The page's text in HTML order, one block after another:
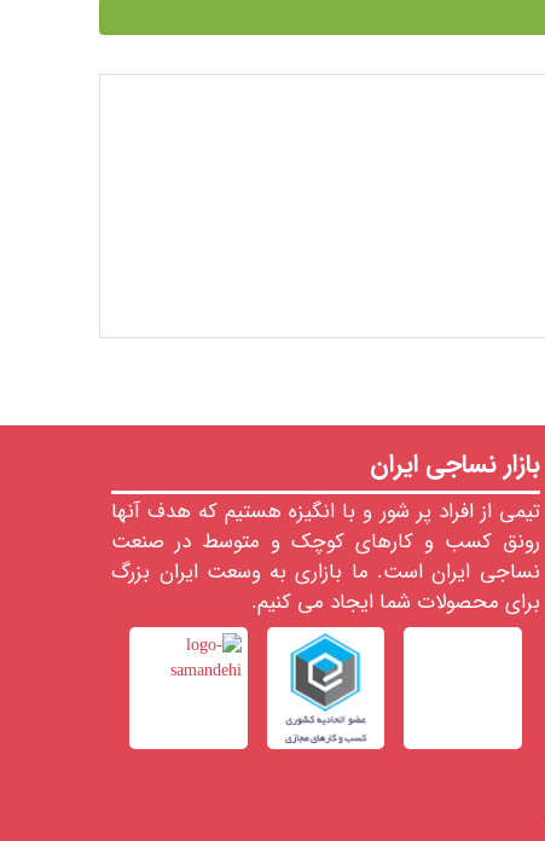
بازار نساجی ایران
تیمی از افراد پر شور و با انگیزه هستیم که هدف آنها
رونق کسب و کارهای کوچک و متوسط در صنعت
نساجی ایران است. ما بازاری به وسعت ایران بزرگ
برای محصولات شما ایجاد می کنیم.